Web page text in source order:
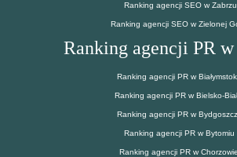
Ranking agencji SEO w Zabrzu
Ranking agencji SEO w Zielonej
Ranking agencji PR w
Ranking agencji PR w
Ranking agencji PR w Bielsko-
Ranking agencji PR w
Ranking agencji PR w Bytomiu
Ranking agencji PR w Chorzowie